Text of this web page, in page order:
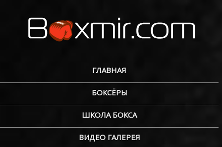
ГЛАВНАЯ
БОКСЁРЫ
ШКОЛА БОКСА
ВИДЕО ГАЛЕРЕЯ